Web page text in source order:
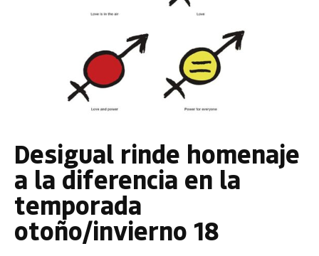
Desigual rinde homenaje
a la diferencia en la
temporada
otoño/invierno 18